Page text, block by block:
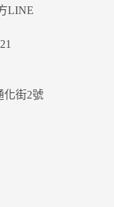
LINE
化街2號